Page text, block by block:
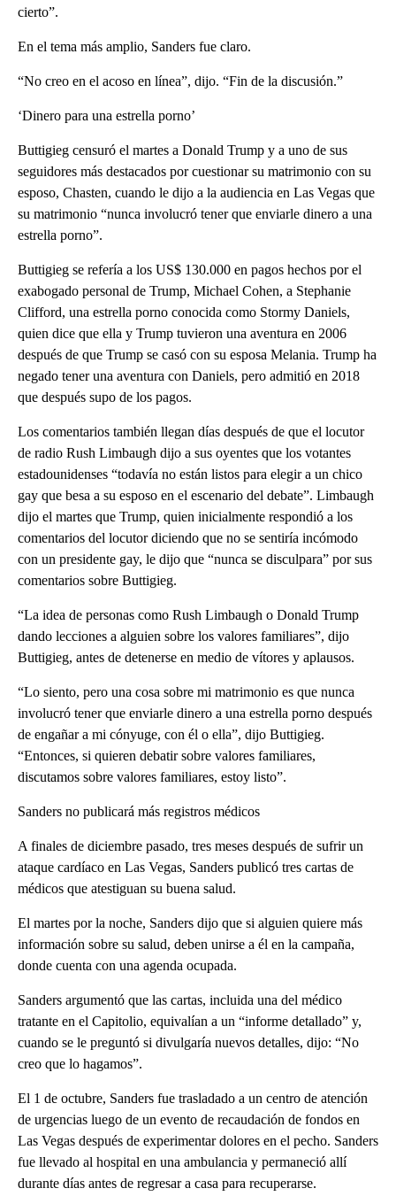
cierto”.
En el tema más amplio, Sanders fue claro.
“No creo en el acoso en línea”, dijo. “Fin de la discusión.”
‘Dinero para una estrella porno’
Buttigieg censuró el martes a Donald Trump y a uno de sus
seguidores más destacados por cuestionar su matrimonio con su
esposo, Chasten, cuando le dijo a la audiencia en Las Vegas que
su matrimonio “nunca involucró tener que enviarle dinero a una
estrella porno”.
Buttigieg se refería a los US$ 130.000 en pagos hechos por el
exabogado personal de Trump, Michael Cohen, a Stephanie
Clifford, una estrella porno conocida como Stormy Daniels,
quien dice que ella y Trump tuvieron una aventura en 2006
después de que Trump se casó con su esposa Melania. Trump ha
negado tener una aventura con Daniels, pero admitió en 2018
que después supo de los pagos.
Los comentarios también llegan días después de que el locutor
de radio Rush Limbaugh dijo a sus oyentes que los votantes
estadounidenses “todavía no están listos para elegir a un chico
gay que besa a su esposo en el escenario del debate”. Limbaugh
dijo el martes que Trump, quien inicialmente respondió a los
comentarios del locutor diciendo que no se sentiría incómodo
con un presidente gay, le dijo que “nunca se disculpara” por sus
comentarios sobre Buttigieg.
“La idea de personas como Rush Limbaugh o Donald Trump
dando lecciones a alguien sobre los valores familiares”, dijo
Buttigieg, antes de detenerse en medio de vítores y aplausos.
“Lo siento, pero una cosa sobre mi matrimonio es que nunca
involucró tener que enviarle dinero a una estrella porno después
de engañar a mi cónyuge, con él o ella”, dijo Buttigieg.
“Entonces, si quieren debatir sobre valores familiares,
discutamos sobre valores familiares, estoy listo”.
Sanders no publicará más registros médicos
A finales de diciembre pasado, tres meses después de sufrir un
ataque cardíaco en Las Vegas, Sanders publicó tres cartas de
médicos que atestiguan su buena salud.
El martes por la noche, Sanders dijo que si alguien quiere más
información sobre su salud, deben unirse a él en la campaña,
donde cuenta con una agenda ocupada.
Sanders argumentó que las cartas, incluida una del médico
tratante en el Capitolio, equivalían a un “informe detallado” y,
cuando se le preguntó si divulgaría nuevos detalles, dijo: “No
creo que lo hagamos”.
El 1 de octubre, Sanders fue trasladado a un centro de atención
de urgencias luego de un evento de recaudación de fondos en
Las Vegas después de experimentar dolores en el pecho. Sanders
fue llevado al hospital en una ambulancia y permaneció allí
durante días antes de regresar a casa para recuperarse.